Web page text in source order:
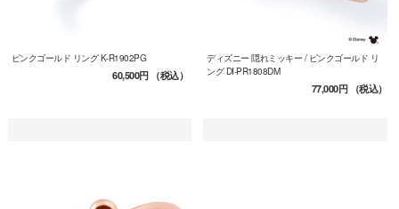
ピンクゴールド リング K-R1902PG
60,500円（税込）
ディズニー 隠れミッキー / ピンクゴールド リ
ング DI-PR1808DM
77,000円（税込）